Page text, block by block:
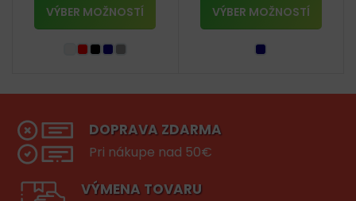
VÝBER MOŽNOSTÍ VÝBER MOŽNOSTÍ
DOPRAVA ZDARMA
Pri nákupe nad 50€
VÝMENA TOVARU